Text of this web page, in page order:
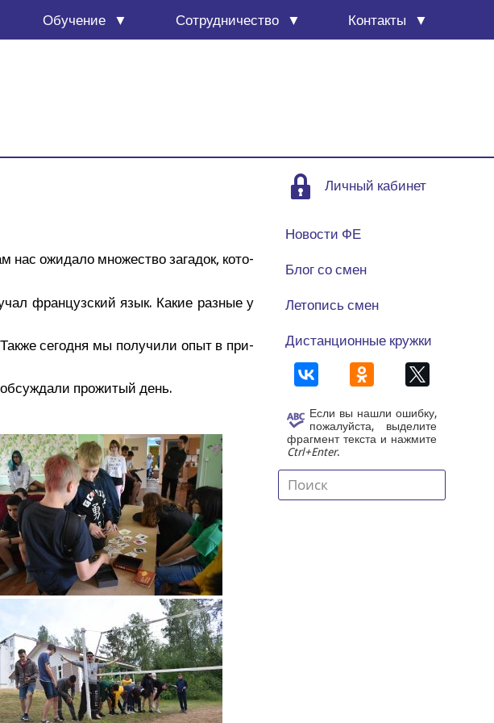
Обу­че­ние Сотруд­ни­че­ство Кон­так­ты
нас ожи­да­ло мно­же­ство зага­док, кото­
фран­цуз­ский язык. Какие раз­ные у
сего­дня мы полу­чи­ли опыт в при­
про­жи­тый день.
Личный кабинет
Новости ФЕ
Блог со смен
Летопись смен
Дистанционные кружки
Если вы нашли ошибку,
пожалуйста, выделите
фрагмент текста и нажмите
Ctrl+Enter.